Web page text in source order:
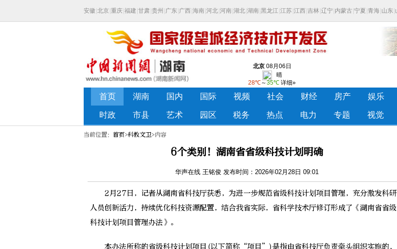
当前位置： 首页>科教文卫>内容
6个类别！湖南省省级科技计划明确
华声在线 王铭俊 发布时间：2026年02月28日 09:01
2月27日，记者从湖南省科技厅获悉，为进一步规范省级科技计划项目管理，充分激发科研
人员创新活力，持续优化科技资源配置，结合我省实际，省科学技术厅修订形成了《湖南省省级
科技计划项目管理办法》。
本办法所称的省级科技计划项目(以下简称“项目”)是指由省科技厅负责牵头组织实施的，